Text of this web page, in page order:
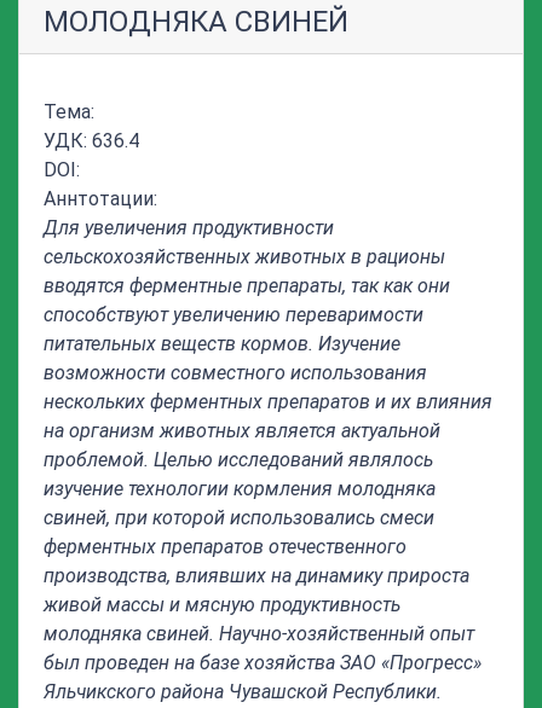
МОЛОДНЯКА СВИНЕЙ
Тема:
УДК: 636.4
DOI:
Аннтотации:
Для увеличения продуктивности
сельскохозяйственных животных в рационы
вводятся ферментные препараты, так как они
способствуют увеличению переваримости
питательных веществ кормов. Изучение
возможности совместного использования
нескольких ферментных препаратов и их влияния
на организм животных является актуальной
проблемой. Целью исследований являлось
изучение технологии кормления молодняка
свиней, при которой использовались смеси
ферментных препаратов отечественного
производства, влиявших на динамику прироста
живой массы и мясную продуктивность
молодняка свиней. Научно-хозяйственный опыт
был проведен на базе хозяйства ЗАО «Прогресс»
Яльчикского района Чувашской Республики.